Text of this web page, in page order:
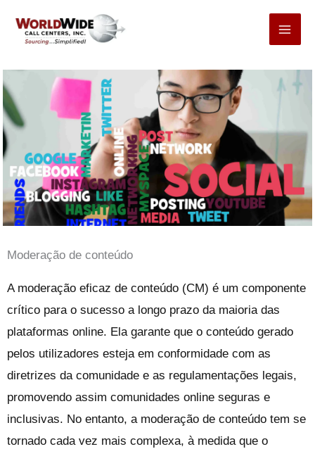
para
Moderação de conteúdo
A moderação eficaz de conteúdo (CM) é um componente
crítico para o sucesso a longo prazo da maioria das
plataformas online. Ela garante que o conteúdo gerado
pelos utilizadores esteja em conformidade com as
diretrizes da comunidade e as regulamentações legais,
promovendo assim comunidades online seguras e
inclusivas. No entanto, a moderação de conteúdo tem se
tornado cada vez mais complexa, à medida que o